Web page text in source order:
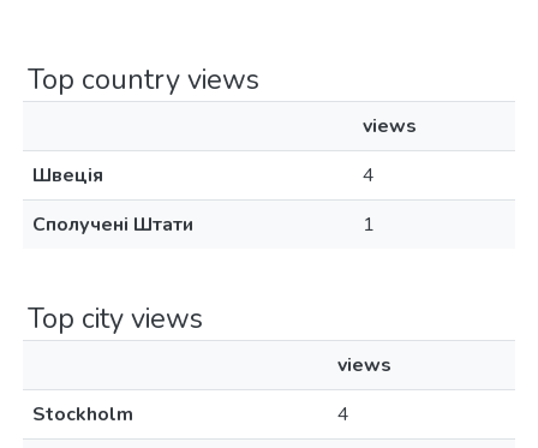
Top country views
views
Швеція
4
Сполучені Штати
1
Top city views
views
Stockholm
4